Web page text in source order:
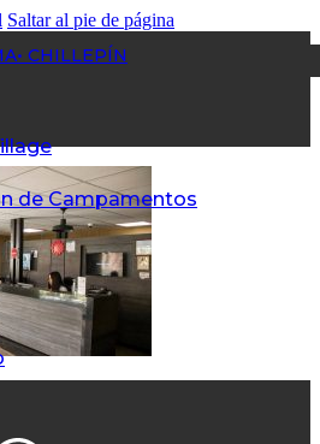
Saltar al pie de página
• CHILLEPÍN
de Campamentos